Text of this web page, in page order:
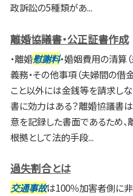
政訴訟の5種類があ...
離婚協議書・公正証書作成
・離婚慰謝料・婚姻費用の清算
義務・その他事項（夫婦間の借
こと以外には金銭等を請求し
書に効力はある？離婚協議書
意を記録した書面であるため
根拠として法的手段...
過失割合とは
交通事故は100％加害者側に非